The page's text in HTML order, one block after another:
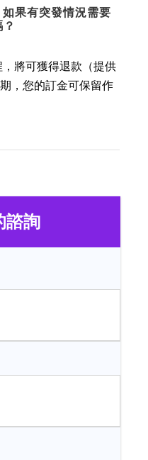
諮詢
果有突發情況需要
將可獲得退款（提供
，您的訂金可保留作